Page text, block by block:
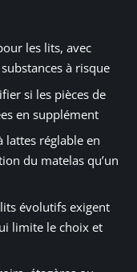
les lits, avec
à risque
si les pièces de
en supplément
réglable en
du matelas qu’un
évolutifs exigent
limite le choix et